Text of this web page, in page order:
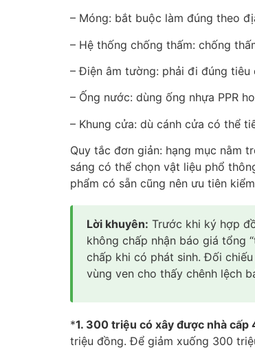
– Móng: bắt buộc làm đúng theo
– Hệ thống chống thấm: chống
– Điện âm tường: phải đi đúng tiêu
– Ống nước: dùng ống nhựa PPR
– Khung cửa: dù cánh cửa có thể
Quy tắc đơn giản: hạng mục nằm
sáng có thể chọn vật liệu phổ
phẩm có sẵn cũng nên ưu tiên
Lời khuyên: Trước khi ký hợp
không chấp nhận báo giá tổng
chấp khi có phát sinh. Đối
vùng ven cho thấy chênh lệch
*1. 300 triệu có xây được nhà cấp
triệu đồng. Để giảm xuống 300